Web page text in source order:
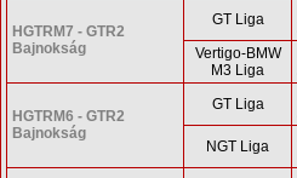
HGTRM7 - GTR2
Bajnokság
GT Liga
Vertigo-BMW
M3 Liga
HGTRM6 - GTR2
Bajnokság
GT Liga
NGT Liga